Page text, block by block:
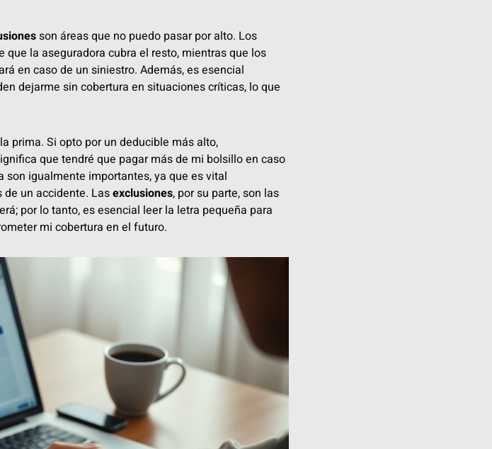
son áreas que no puedo pasar por alto. Los
la aseguradora cubra el resto, mientras que los
en caso de un siniestro. Además, es esencial
dejarme sin cobertura en situaciones críticas, lo que
prima. Si opto por un deducible más alto,
que tendré que pagar más de mi bolsillo en caso
son igualmente importantes, ya que es vital
un accidente. Lasexclusiones, por su parte, son las
por lo tanto, es esencial leer la letra pequeña para
mi cobertura en el futuro.